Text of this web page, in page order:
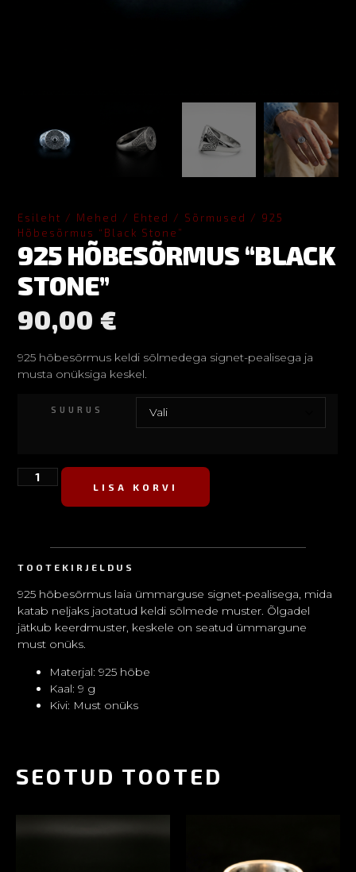
Esileht / Mehed / Ehted / Sõrmused / 925
Hõbesõrmus “Black Stone”
925 HÕBESÕRMUS “BLACK
STONE”
90,00€
925 hõbesõrmus keldi sõlmedega signet-pealisega ja
musta onüksiga keskel.
SUURUS
LISA KORVI
TOOTEKIRJELDUS
925 hõbesõrmus laia ümmarguse signet-pealisega, mida
katab neljaks jaotatud keldi sõlmede muster. Õlgadel
jätkub keerdmuster, keskele on seatud ümmargune
must onüks.
Materjal: 925 hõbe
Kaal: 9 g
Kivi: Must onüks
SEOTUD TOOTED